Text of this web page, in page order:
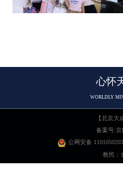
心怀
WORLDLY
【北京大
备案号:京
公网安备
教民：